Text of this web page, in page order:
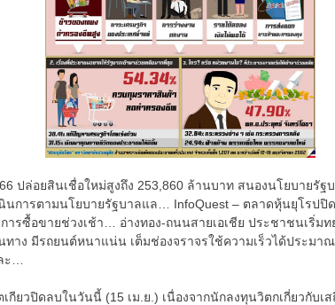
ปล่อยสินเชื่อใหม่สูงถึง 253,860 ล้านบาท สนองนโยบายรั
นการตามนโยบายรัฐบาลแล… InfoQuest – ตลาดหุ้นยุโรปปิ
รซื้อขายช่วงเช้า… อ่างทอง-ถนนสายเอเชีย ประชาชนเริ่มท
ทาง มีรถยนต์หนาแน่น เต็มช่องจราจรใช้ความเร็วได้ประม
ะ…
กียวปิดลบในวันนี้ (15 เม.ย.) เนื่องจากนักลงทุนวิตกเกี่ยวกับเ